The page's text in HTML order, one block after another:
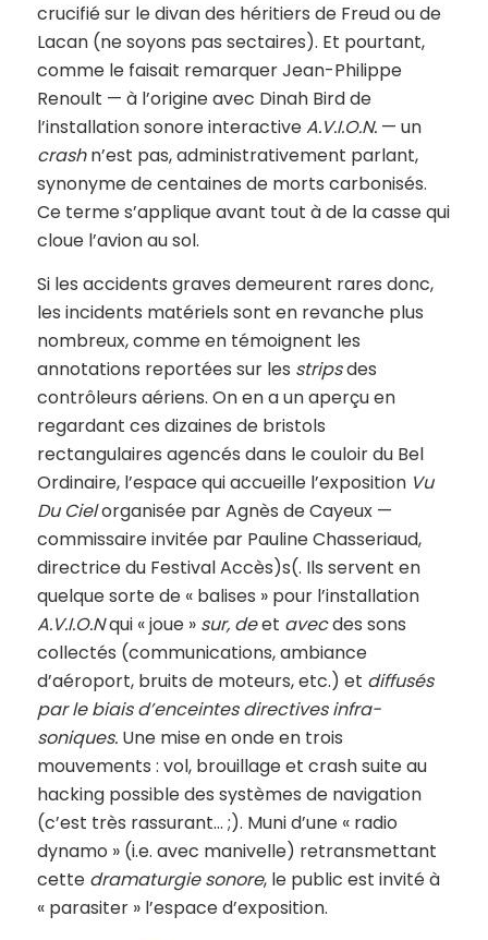
crucifié sur le divan des héritiers de Freud ou de
Lacan (ne soyons pas sectaires). Et pourtant,
comme le faisait remarquer Jean-Philippe
Renoult — à l’origine avec Dinah Bird de
l’installation sonore interactiveA.V.I.O.N.— un
crashn’est pas, administrativement parlant,
synonyme de centaines de morts carbonisés.
Ce terme s’applique avant tout à de la casse qui
cloue l’avion au sol.
Si les accidents graves demeurent rares donc,
les incidents matériels sont en revanche plus
nombreux, comme en témoignent les
annotations reportées sur les stripsdes
contrôleurs aériens. On en a un aperçu en
regardant ces dizaines de bristols
rectangulaires agencés dans le couloir du Bel
Ordinaire, l’espace qui accueille l’exposition Vu
Du Cielorganisée par Agnès de Cayeux —
commissaire invitée par Pauline Chasseriaud,
directrice du Festival Accès)s(. Ils servent en
quelque sorte de « balises » pour l’installation
A.V.I.O.Nqui « joue » sur, deet avecdes sons
collectés (communications, ambiance
d’aéroport, bruits de moteurs, etc.) et diffusés
par le biais d’enceintes directives infra-
soniques. Une mise en onde en trois
mouvements : vol, brouillage et crash suite au
hacking possible des systèmes de navigation
(c’est très rassurant… ;). Muni d’une « radio
dynamo » (i.e. avec manivelle) retransmettant
cette dramaturgie sonore, le public est invité à
« parasiter » l’espace d’exposition.